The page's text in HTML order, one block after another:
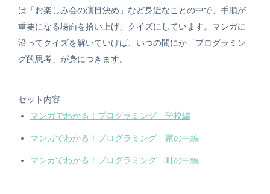
は「お楽しみ会の演目決め」など身近なことの中で、手順が
重要になる場面を拾い上げ、クイズにしています。マンガに
沿ってクイズを解いていけば、いつの間にか「プログラミン
グ的思考」が身につきます。
セット内容
マンガでわかる！プログラミング 学校編
マンガでわかる！プログラミング 家の中編
マンガでわかる！プログラミング 町の中編